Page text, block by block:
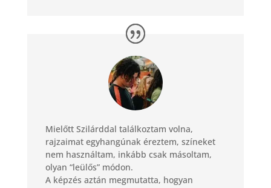
Mielőtt Szilárddal találkoztam volna,
rajzaimat egyhangúnak éreztem, színeket
nem használtam, inkább csak másoltam,
olyan “leülős” módon.
A képzés aztán megmutatta, hogyan